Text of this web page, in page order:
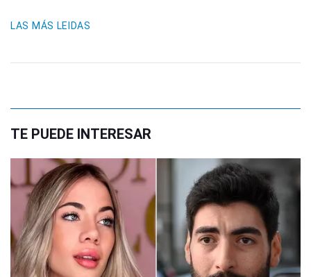
LAS MÁS LEIDAS
TE PUEDE INTERESAR